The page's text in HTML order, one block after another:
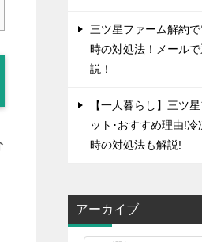
三ツ星ファーム解約
時の対処法！メール
説！
【一人暮らし】三ツ
ット･おすすめ理由!
時の対処法も解説!
アーカイブ